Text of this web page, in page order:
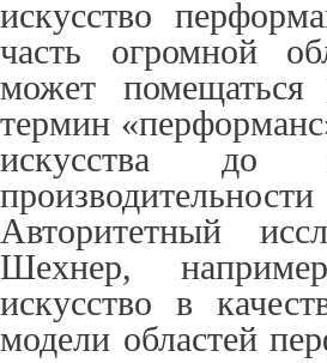
искусство
часть огромной
может
термин
искусства до
Авторитетный
Шехнер,
искусство в
модели областей